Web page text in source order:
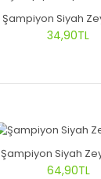
Şampiyon Siyah
34,90TL
Şampiyon Siyah
64,90TL